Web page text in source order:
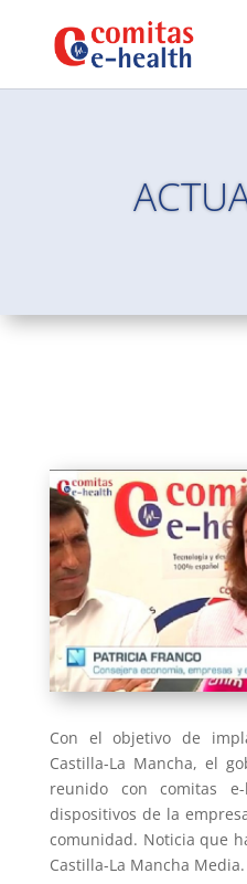
Con el objetivo de
Castilla-La Mancha, el
reunido con comitas
dispositivos de la
comunidad. Noticia que
Castilla-La Mancha Media.